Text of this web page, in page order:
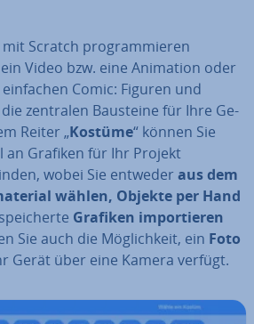
mit Scratch pro­gram­mie­ren
Video bzw. eine Animation oder
Comic: Figuren und
zentralen Bausteine für Ihre Ge­
Reiter „Kostüme“ können Sie
an Grafiken für Ihr Projekt
wobei Sie entweder aus dem
wählen, Objekte per Hand
Grafiken im­por­tie­ren
Sie auch die Mög­lich­keit, ein Foto
Gerät über eine Kamera verfügt.